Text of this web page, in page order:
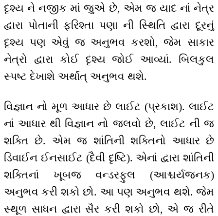
દૃશ્ય ને નજીક માં જુએ છે, એમ જ યાદ નાં નેત્ર
દ્વારા પોતાની ફરિશ્તા પણા ની સ્થિતિ દ્વારા દૂરનું
દૃશ્ય પણ એવું જ અનુભવ કરશો, જેમ સાકાર
નેત્રો દ્વારા કોઈ દૃશ્ય જોઈ આવ્યાં. બિલકુલ
સ્પષ્ટ દેખાશે અર્થાત્ અનુભવ થશે.
વિજ્ઞાન નો મૂળ આધાર છે લાઈટ (પ્રકાશ). લાઈટ
નાં આધાર થી વિજ્ઞાન નો જલવો છે, લાઈટ ની જ
શક્તિ છે. એમ જ શાંતિની શક્તિનો આધાર છે
ડિવાઈન ઈનસાઈટ (દૈવી દૃષ્ટિ). એનાં દ્વારા શાંતિની
શક્તિનાં ખૂબજ વન્ડરફુલ (આશ્ચર્યજનક)
અનુભવ કરી શકો છો. આ પણ અનુભવ થશે. જેમ
સ્થૂળ સાધન દ્વારા સૈર કરી શકો છો, એ જ રીતે